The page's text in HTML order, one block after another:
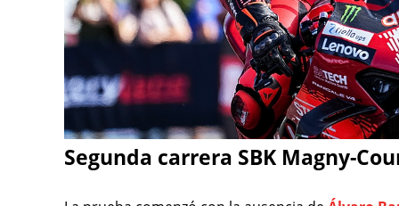
Segunda carrera SBK Magny-